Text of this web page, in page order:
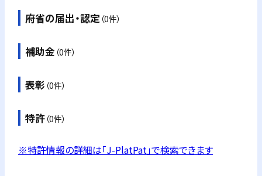
府省の届出・認定 （0件）
補助金 （0件）
表彰 （0件）
特許（0件）
※特許情報の詳細は「J-PlatPat」で検索できます